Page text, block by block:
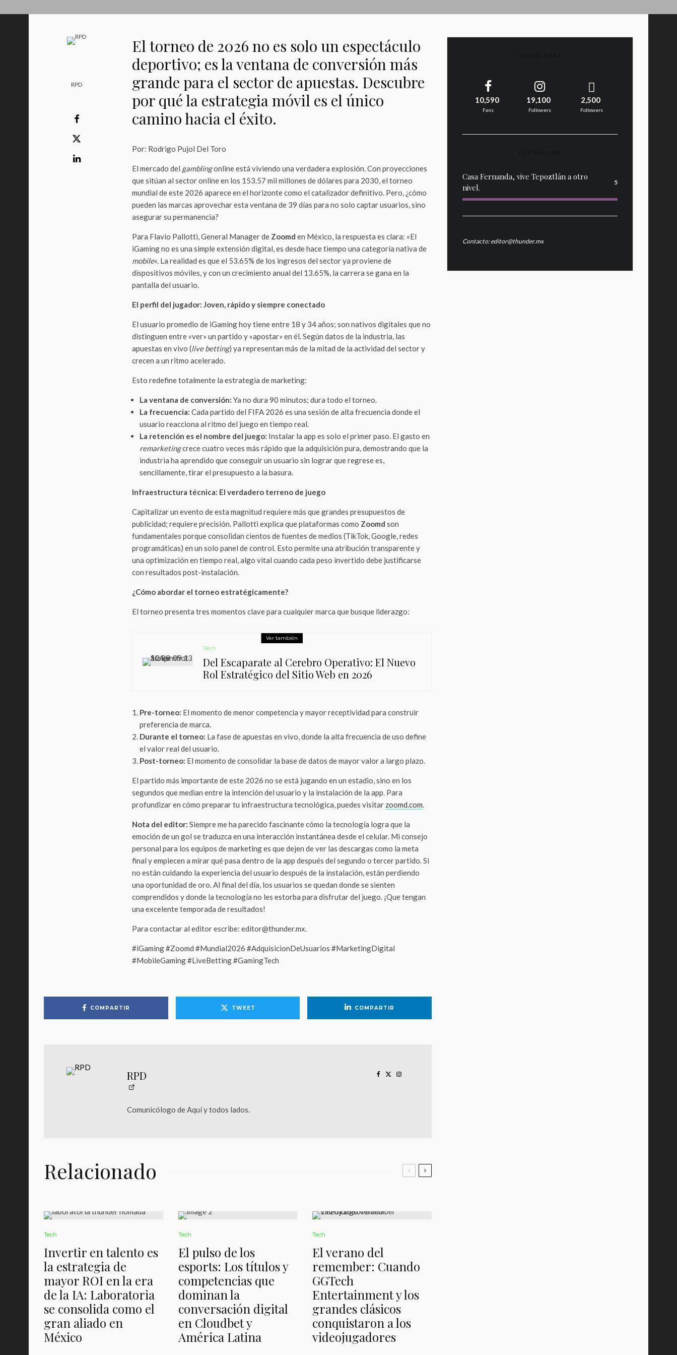
RPD
El torneo de 2026 no es solo un espectáculo
deportivo; es la ventana de conversión más
grande para el sector de apuestas. Descubre
por qué la estrategia móvil es el único
camino hacia el éxito.
Por: Rodrigo Pujol Del Toro
El mercado del gamblingonline está viviendo una verdadera explosión. Con proyecciones
que sitúan al sector online en los 153.57 mil millones de dólares para 2030, el torneo
mundial de este 2026 aparece en el horizonte como el catalizador definitivo. Pero, ¿cómo
pueden las marcas aprovechar esta ventana de 39 días para no solo captar usuarios, sino
asegurar su permanencia?
Para Flavio Pallotti, General Manager de Zoomd en México, la respuesta es clara: «El
iGaming no es una simple extensión digital, es desde hace tiempo una categoría nativa de
mobile«. La realidad es que el 53.65% de los ingresos del sector ya proviene de
dispositivos móviles, y con un crecimiento anual del 13.65%, la carrera se gana en la
pantalla del usuario.
El perfil del jugador: Joven, rápido y siempre conectado
El usuario promedio de iGaming hoy tiene entre 18 y 34 años; son nativos digitales que no
distinguen entre «ver» un partido y «apostar» en él. Según datos de la industria, las
apuestas en vivo (live betting) ya representan más de la mitad de la actividad del sector y
crecen a un ritmo acelerado.
Esto redefine totalmente la estrategia de marketing:
La ventana de conversión: Ya no dura 90 minutos; dura todo el torneo.
La frecuencia: Cada partido del FIFA 2026 es una sesión de alta frecuencia donde el
usuario reacciona al ritmo del juego en tiempo real.
La retención es el nombre del juego: Instalar la app es solo el primer paso. El gasto en
remarketingcrece cuatro veces más rápido que la adquisición pura, demostrando que la
industria ha aprendido que conseguir un usuario sin lograr que regrese es,
sencillamente, tirar el presupuesto a la basura.
Infraestructura técnica: El verdadero terreno de juego
Capitalizar un evento de esta magnitud requiere más que grandes presupuestos de
publicidad; requiere precisión. Pallotti explica que plataformas como Zoomd son
fundamentales porque consolidan cientos de fuentes de medios (TikTok, Google, redes
programáticas) en un solo panel de control. Esto permite una atribución transparente y
una optimización en tiempo real, algo vital cuando cada peso invertido debe justificarse
con resultados post-instalación.
¿Cómo abordar el torneo estratégicamente?
El torneo presenta tres momentos clave para cualquier marca que busque liderazgo:
Ver también
Tech
Del Escaparate al Cerebro Operativo: El Nuevo
Rol Estratégico del Sitio Web en 2026
Pre-torneo: El momento de menor competencia y mayor receptividad para construir
preferencia de marca.
Durante el torneo: La fase de apuestas en vivo, donde la alta frecuencia de uso define
el valor real del usuario.
Post-torneo: El momento de consolidar la base de datos de mayor valor a largo plazo.
El partido más importante de este 2026 no se está jugando en un estadio, sino en los
segundos que median entre la intención del usuario y la instalación de la app. Para
profundizar en cómo preparar tu infraestructura tecnológica, puedes visitar zoomd.com.
Nota del editor: Siempre me ha parecido fascinante cómo la tecnología logra que la
emoción de un gol se traduzca en una interacción instantánea desde el celular. Mi consejo
personal para los equipos de marketing es que dejen de ver las descargas como la meta
final y empiecen a mirar qué pasa dentro de la app después del segundo o tercer partido. Si
no están cuidando la experiencia del usuario después de la instalación, están perdiendo
una oportunidad de oro. Al final del día, los usuarios se quedan donde se sienten
comprendidos y donde la tecnología no les estorba para disfrutar del juego. ¡Que tengan
una excelente temporada de resultados!
Para contactar al editor escribe: editor@thunder.mx.
#iGaming #Zoomd #Mundial2026 #AdquisicionDeUsuarios #MarketingDigital
#MobileGaming #LiveBetting #GamingTech
COMPARTIR TWEET COMPARTIR
RPD
Comunicólogo de Aquí y todos lados.
Relacionado
Tech
Invertir en talento es
la estrategia de
mayor ROI en la era
de la IA: Laboratoria
se consolida como el
gran aliado en
México
Tech
El pulso de los
esports: Los títulos y
competencias que
dominan la
conversación digital
en Cloudbet y
América Latina
Tech
El verano del
remember: Cuando
GGTech
Entertainment y los
grandes clásicos
conquistaron a los
videojugadores
10,590
Fans
19,100
Followers
2,500
Followers
Casa Fernanda, vive Tepoztlán a otro
nivel.
5
Contacto: editor@thunder.mx